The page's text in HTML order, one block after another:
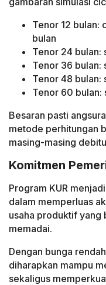
Tenor 12 bulan:
bulan
Tenor 24 bulan:
Tenor 36 bulan:
Tenor 48 bulan:
Tenor 60 bulan:
Besaran pasti
metode perhitungan
masing-masing
Komitmen
Program KUR
dalam memperluas
usaha produktif yang
memadai.
Dengan bunga
diharapkan mampu
sekaligus